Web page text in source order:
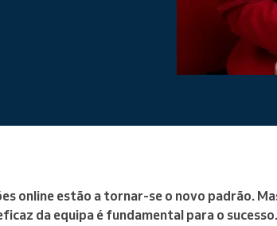
online estão a tornar-se o novo padrão.
da equipa é fundamental para o sucesso.